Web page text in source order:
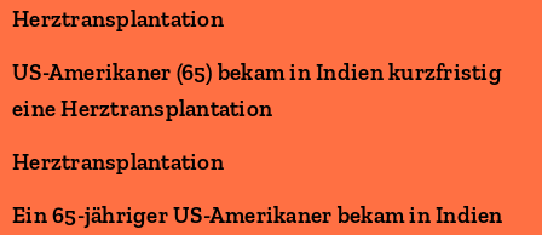
Herztransplantation
US-Amerikaner (65) bekam in Indien kurzfristig
eine Herztransplantation
Herztransplantation
Ein 65-jähriger US-Amerikaner bekam in Indien